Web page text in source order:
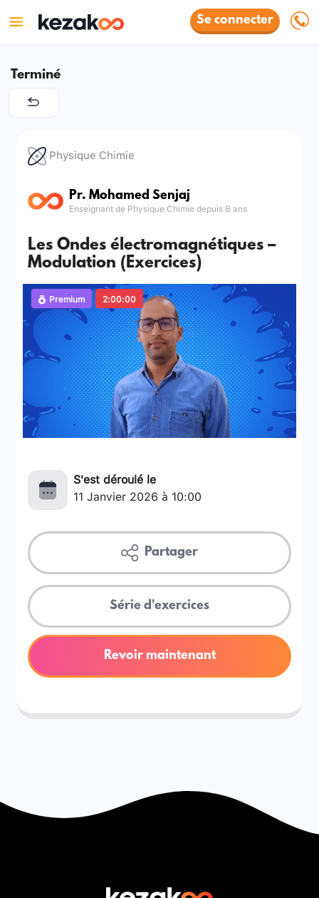
Se connecter
Terminé
Physique Chimie
Pr. Mohamed Senjaj
Enseignant de Physique Chimie depuis 8 ans
Les Ondes électromagnétiques –
Modulation (Exercices)
Premium 2:00:00
S'est déroulé le
11 Janvier 2026 à 10:00
Partager
Série d'exercices
Revoir maintenant